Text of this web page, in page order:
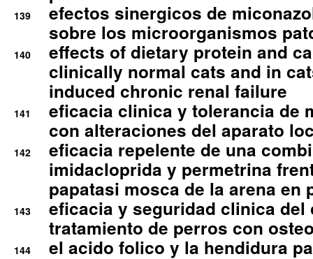
139
efectos sinergicos de
sobre los microorganismos
140
effects of dietary protein and
clinically normal cats and in
induced chronic renal failure
141
eficacia clinica y tolerancia de
con alteraciones del aparato
142
eficacia repelente de una
imidacloprida y permetrina
papatasi mosca de la arena en
143
eficacia y seguridad clinica del
tratamiento de perros con
144
el acido folico y la hendidura